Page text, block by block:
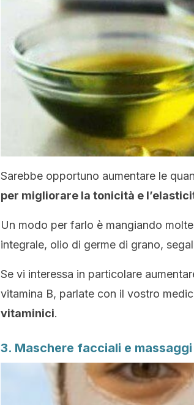
Sarebbe opportuno aumentare le
per migliorare la tonicità e
Un modo per farlo è mangiando
integrale, olio di germe di grano,
Se vi interessa in particolare
vitamina B, parlate con il vostro
vitaminici.
3. Maschere facciali e massaggi